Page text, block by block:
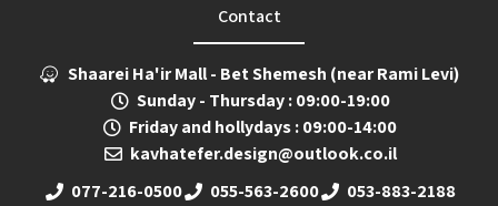
Contact
Shaarei Ha'ir Mall - Bet Shemesh (near Rami Levi)
Sunday - Thursday : 09:00-19:00
Friday and hollydays : 09:00-14:00
kavhatefer.design@outlook.co.il
077-216-0500
055-563-2600 053-883-2188